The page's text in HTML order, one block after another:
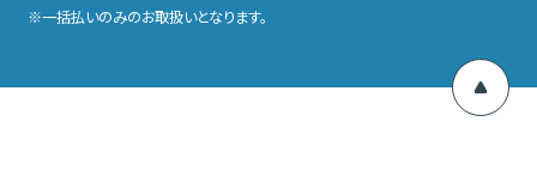
一括払いのみのお取扱いとなります。